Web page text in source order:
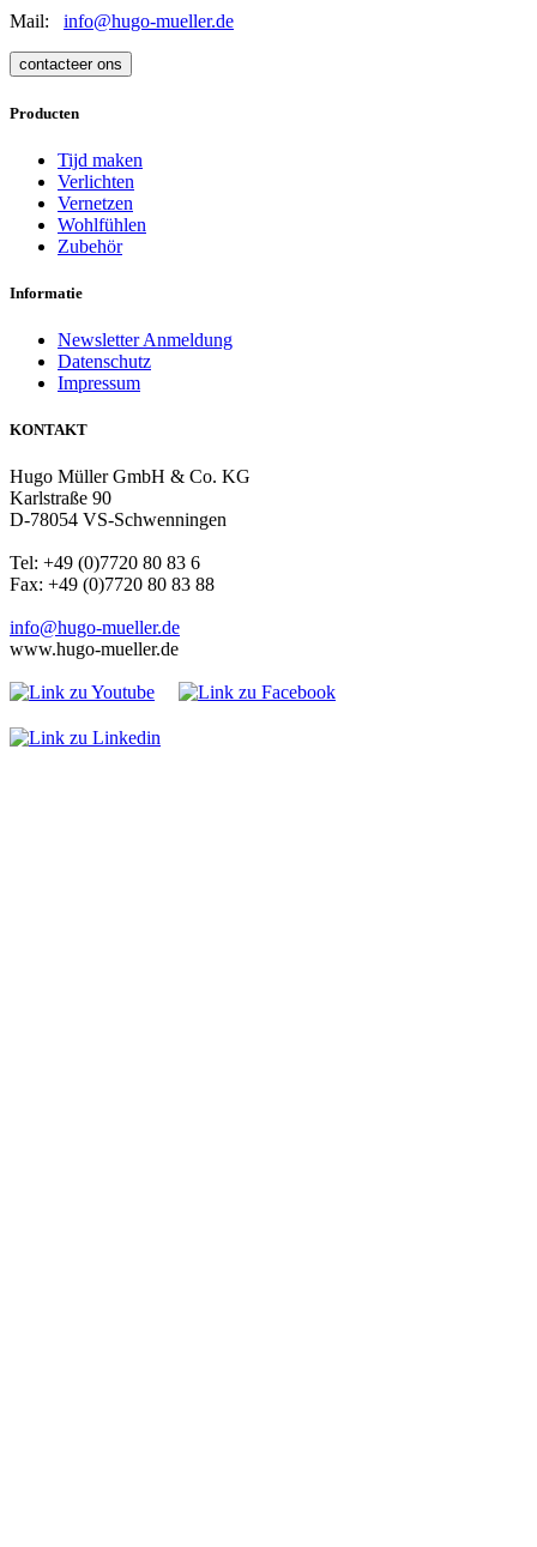
Mail: info@hugo-mueller.de
contacteer ons
Producten
Tijd maken
Verlichten
Vernetzen
Wohlfühlen
Zubehör
Informatie
Newsletter Anmeldung
Datenschutz
Impressum
KONTAKT
Hugo Müller GmbH & Co. KG
Karlstraße 90
D-78054 VS-Schwenningen
Tel: +49 (0)7720 80 83 6
Fax: +49 (0)7720 80 83 88
info@hugo-mueller.de
www.hugo-mueller.de